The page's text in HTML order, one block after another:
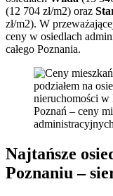
(12 704 zł/m2) oraz
zł/m2). W
ceny w osiedlach
całego Poznania.
Poznań – ceny
Najtańsze
Poznaniu –